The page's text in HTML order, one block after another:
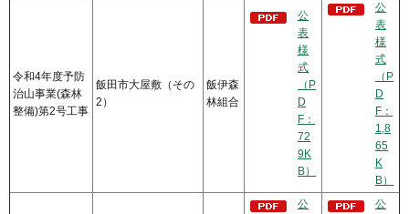
令和4年度予防
治山事業(森林
整備)第2号工事
飯田市大屋敷（その
2）
飯伊森
林組合
公
表
様
式
（P
D
F：
72
9K
B）
公
表
様
式
（P
D
F：
1,8
65
K
B）
公
公